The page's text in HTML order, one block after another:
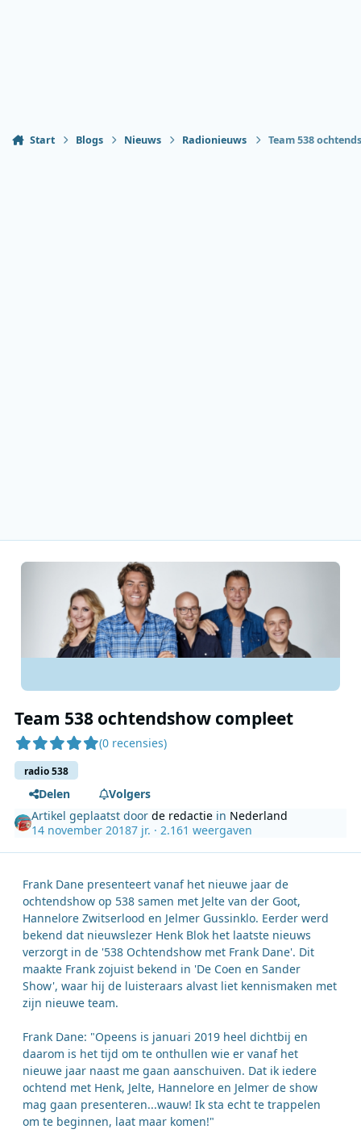
Start Blogs Nieuws Radionieuws Team 538
Team 538 ochtendshow compleet
(0 recensies)
radio 538
Delen
Volgers
Artikel geplaatst doorde redactie in Nederland
14 november 20187 jr. · 2.161 weergaven
Frank Dane presenteert vanaf het nieuwe jaar de
ochtendshow op 538 samen met Jelte van der Goot,
Hannelore Zwitserlood en Jelmer Gussinklo. Eerder werd
bekend dat nieuwslezer Henk Blok het laatste nieuws
verzorgt in de '538 Ochtendshow met Frank Dane'. Dit
maakte Frank zojuist bekend in 'De Coen en Sander
Show', waar hij de luisteraars alvast liet kennismaken met
zijn nieuwe team.
Frank Dane: "Opeens is januari 2019 heel dichtbij en
daarom is het tijd om te onthullen wie er vanaf het
nieuwe jaar naast me gaan aanschuiven. Dat ik iedere
ochtend met Henk, Jelte, Hannelore en Jelmer de show
mag gaan presenteren...wauw! Ik sta echt te trappelen
om te beginnen, laat maar komen!"